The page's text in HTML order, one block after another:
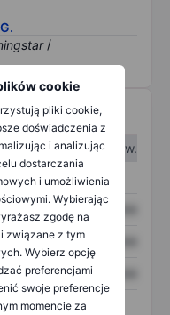
cookie
pliki cookie,
doświadczenia z
i analizując
dostarczania
i umożliwienia
Wybierając
zgodę na
związane z tym
Wybierz opcję
preferencjami
swoje preferencje
momencie za
/
W I kw.
W II kw.
XXXXXXX
XXXXXXX
XXXXXXX